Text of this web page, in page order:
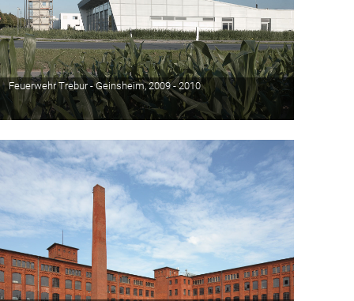
Feuerwehr Trebur - Geinsheim, 2009 - 2010